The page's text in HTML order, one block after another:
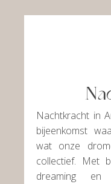
Nachtkracht in
bijeenkomst
wat onze
collectief. Met
dreaming